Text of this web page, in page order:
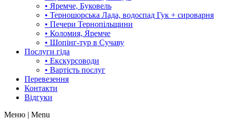
• Яремче, Буковель
• Терношорська Лада, водоспад Гук + сироварня
• Печери Тернопільщини
• Коломия, Яремче
• Шопінг-тур в Сучаву
Послуги гіда
• Екскурсоводи
• Вартість послуг
Перевезення
Контакти
Відгуки
Меню | Menu